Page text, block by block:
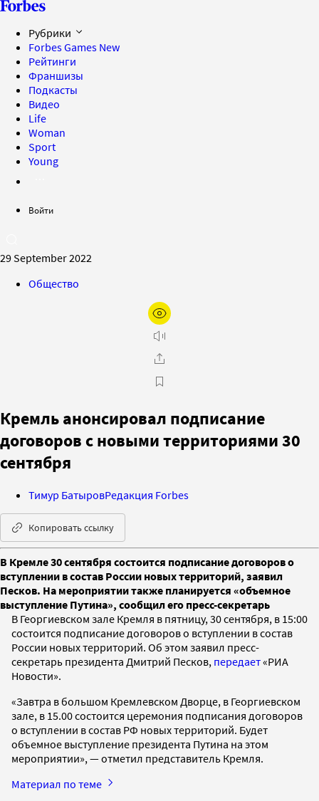
Рубрики
Forbes Games New
Рейтинги
Франшизы
Подкасты
Видео
Life
Woman
Sport
Young
Войти
29 September 2022
Общество
Кремль анонсировал подписание
договоров с новыми территориями 30
сентября
Тимур БатыровРедакция Forbes
Копировать ссылку
В Кремле 30 сентября состоится подписание договоров о
вступлении в состав России новых территорий, заявил
Песков. На мероприятии также планируется «объемное
выступление Путина», сообщил его пресс-секретарь
В Георгиевском зале Кремля в пятницу, 30 сентября, в 15:00
состоится подписание договоров о вступлении в состав
России новых территорий. Об этом заявил пресс-
секретарь президента Дмитрий Песков, передает«РИА
Новости».
«Завтра в большом Кремлевском Дворце, в Георгиевском
зале, в 15.00 состоится церемония подписания договоров
о вступлении в состав РФ новых территорий. Будет
объемное выступление президента Путина на этом
мероприятии», — отметил представитель Кремля.
Материал по теме